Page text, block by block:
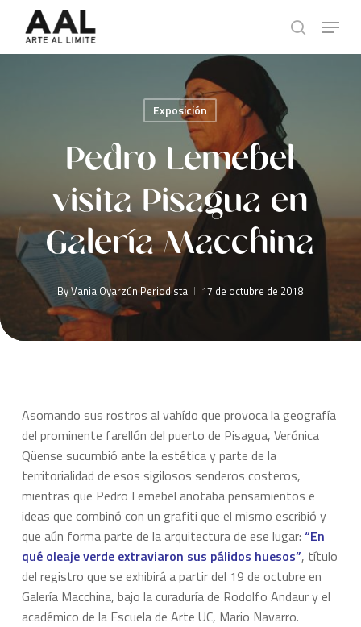
main
search
Menu
Exposición
Pedro Lemebel
visita Pisagua en
Galería Macchina
ByVania Oyarzún Periodista 17 de octubre de 2018
Asomando sus rostros al vahído que provoca la geografía
del prominente farellón del puerto de Pisagua, Verónica
Qüense sucumbió ante la estética y parte de la
territorialidad de esos sigilosos senderos costeros,
mientras que Pedro Lemebel anotaba pensamientos e
ideas que combinó con un grafiti que el mismo escribió y
que aún forma parte de la arquitectura de ese lugar: “En
qué oleaje verde extraviaron sus pálidos huesos”, título
del registro que se exhibirá a partir del 19 de octubre en
Galería Macchina, bajo la curaduría de Rodolfo Andaur y el
académico de la Escuela de Arte UC, Mario Navarro.